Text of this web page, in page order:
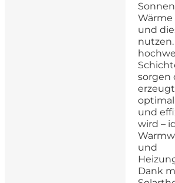
und
sorgen
und
wird –
und
Dank